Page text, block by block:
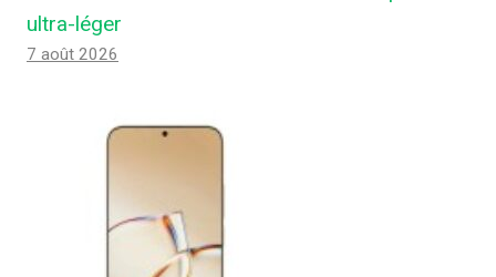
ultra-léger
7 août 2026